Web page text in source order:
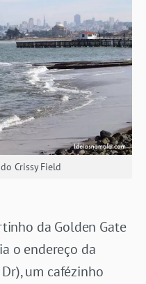
Crissy Field
da Golden Gate
o endereço da
um cafézinho